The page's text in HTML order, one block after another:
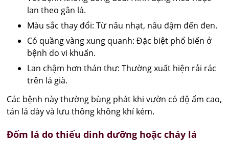
lan theo gân lá.
Màu sắc thay đổi: Từ nâu nhạt, nâu đậm đến đen.
Có quầng vàng xung quanh: Đặc biệt phổ biến ở
bệnh do vi khuẩn.
Lan chậm hơn thán thư: Thường xuất hiện rải rác
trên lá già.
Các bệnh này thường bùng phát khi vườn có độ ẩm cao,
tán lá dày và lưu thông không khí kém.
Đốm lá do thiếu dinh dưỡng hoặc cháy lá